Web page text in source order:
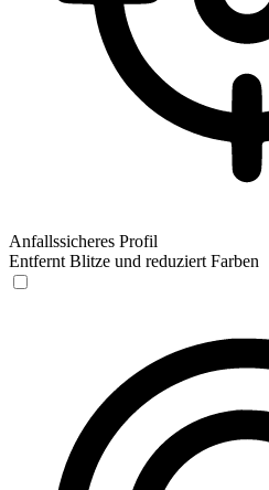
Anfallssicheres Profil
Entfernt Blitze und reduziert Farben